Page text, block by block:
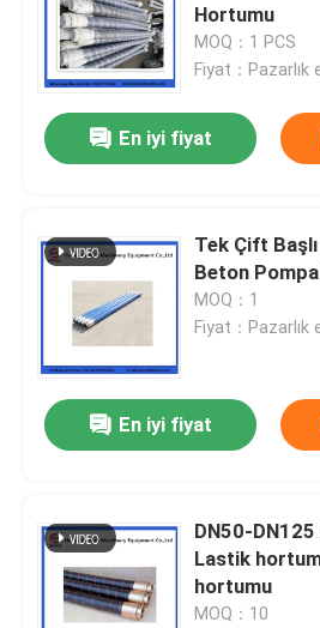
Hortumu
MOQ：1 PCS
Fiyat：Pazarlık
En iyi fiyat
Tek Çift
Beton
MOQ：1
Fiyat：Pazarlık
En iyi fiyat
DN50-
Lastik
hortumu
MOQ：10